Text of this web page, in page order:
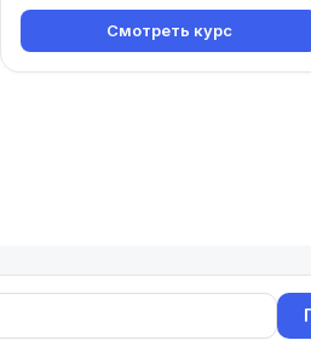
Смотреть курс